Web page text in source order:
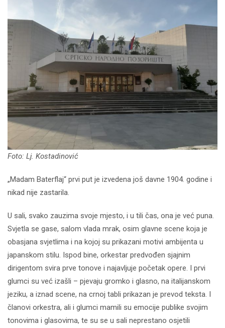
Foto: Lj. Kostadinović
„Madam Baterflaj“ prvi put je izvedena još davne 1904. godine i
nikad nije zastarila.
U sali, svako zauzima svoje mjesto, i u tili čas, ona je već puna.
Svjetla se gase, salom vlada mrak, osim glavne scene koja je
obasjana svjetlima i na kojoj su prikazani motivi ambijenta u
japanskom stilu. Ispod bine, orkestar predvođen sjajnim
dirigentom svira prve tonove i najavljuje početak opere. I prvi
glumci su već izašli – pjevaju gromko i glasno, na italijanskom
jeziku, a iznad scene, na crnoj tabli prikazan je prevod teksta. I
članovi orkestra, ali i glumci mamili su emocije publike svojim
tonovima i glasovima, te su se u sali neprestano osjetili